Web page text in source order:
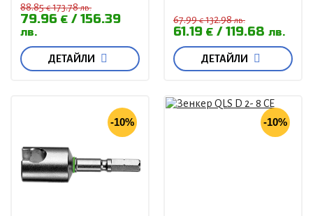
88.85€173.78лв.
79.96 € 156.39
лв.
ДЕТАЙЛИ
67.99€132.98лв.
61.19 € 119.68 лв.
ДЕТАЙЛИ
-10% -10%